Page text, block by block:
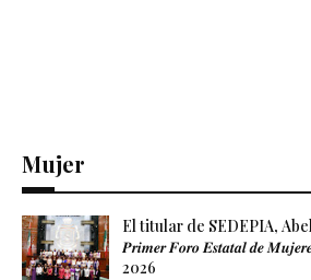
Mujer
El titular de SEDEPIA,
𝑷𝒓𝒊𝒎𝒆𝒓 𝑭𝒐𝒓𝒐 𝑬𝒔𝒕𝒂𝒕𝒂𝒍 𝒅𝒆
2026